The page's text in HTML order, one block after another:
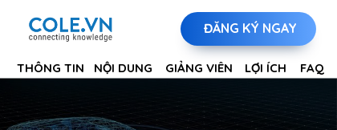
NỘI DUNG FAQ
LỢI ÍCH
GIẢNG VIÊN
THÔNG TIN
ĐĂNG KÝ NGAY